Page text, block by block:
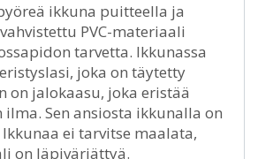
ikkuna puitteella ja
PVC-materiaali
tarvetta. Ikkunassa
joka on täytetty
on jalokaasu, joka eristää
Sen ansiosta ikkunalla on
ei tarvitse maalata,
on läpivärjättyä.